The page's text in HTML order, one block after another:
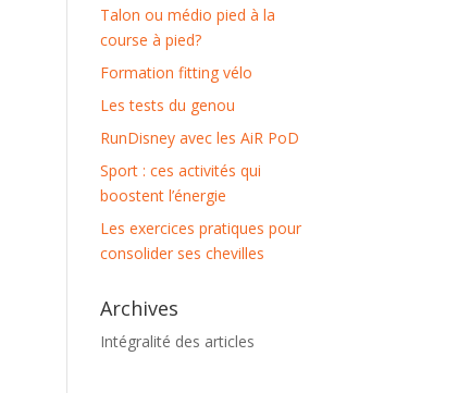
Talon ou médio pied à la
course à pied?
Formation fitting vélo
Les tests du genou
RunDisney avec les AiR PoD
Sport : ces activités qui
boostent l’énergie
Les exercices pratiques pour
consolider ses chevilles
Archives
Intégralité des articles